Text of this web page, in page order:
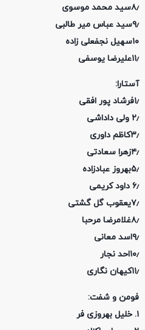
۸٫سید محمد موسوی
۹٫سید عباس میر طالبی
۱۰سهیل نجفعلی زاده
۱۱٫علیرضا یوسفی
آستارا:
۱٫فرشاد پور افقی
۲٫ ولی داداشی
۳٫کاظم داوری
۴٫زهرا سعادتی
۵٫بهروز عبادزاده
۶٫ داود کریمی
۷٫یعقوب گل گشتی
۸٫غلامرضا مرحبا
۹٫اسد معانی
۱۰٫احد نجار
۱۱٫کیهان نگاری
فومن و شفت:
۱. خلیل بهروزی فر